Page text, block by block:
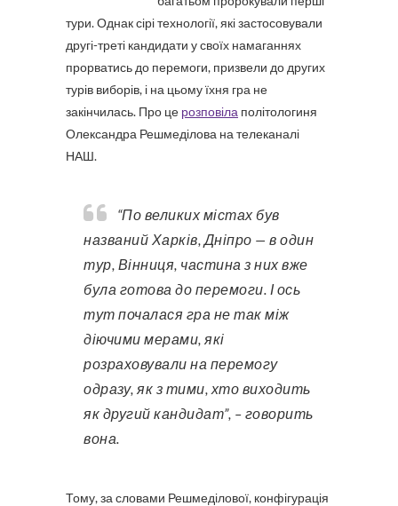
тури. Однак сірі технології, які застосовували
другі-треті кандидати у своїх намаганнях
прорватись до перемоги, призвели до других
турів виборів, і на цьому їхня гра не
закінчилась. Про це розповіла політологиня
Олександра Решмеділова на телеканалі
НАШ.
“По великих містах був
названий Харків, Дніпро — в один
тур, Вінниця, частина з них вже
була готова до перемоги. І ось
тут почалася гра не так між
діючими мерами, які
розраховували на перемогу
одразу, як з тими, хто виходить
як другий кандидат”, – говорить
вона.
Тому, за словами Решмеділової, конфігурація